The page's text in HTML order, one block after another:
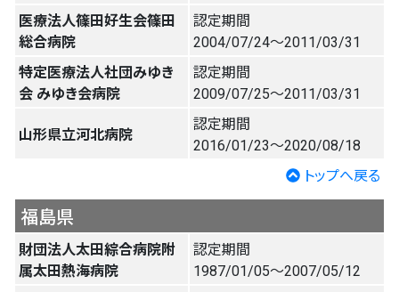
医療法人篠田好生会篠田
総合病院
認定期間
2004/07/24〜2011/03/31
特定医療法人社団みゆき
会 みゆき会病院
認定期間
2009/07/25〜2011/03/31
山形県立河北病院
認定期間
2016/01/23〜2020/08/18
トップへ戻る
福島県
財団法人太田綜合病院附
属太田熱海病院
認定期間
1987/01/05〜2007/05/12